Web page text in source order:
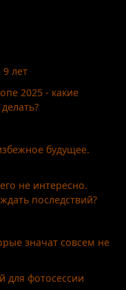
лет
2025 - какие
будущее.
не интересно.
последствий?
значат совсем не
для фотосессии